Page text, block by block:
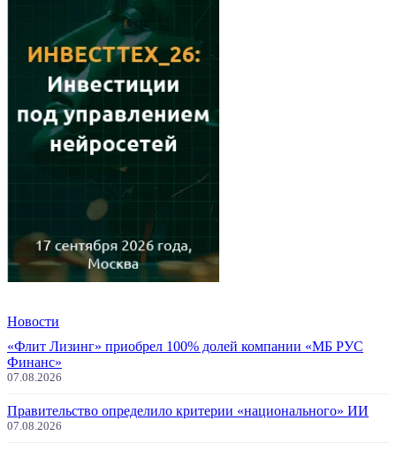
Новости
«Флит Лизинг» приобрел 100% долей компании «МБ РУС
Финанс»
07.08.2026
Правительство определило критерии «национального» ИИ
07.08.2026